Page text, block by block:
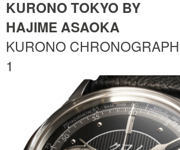
KURONO TOKYO BY
HAJIME ASAOKA
KURONO CHRONOGRAPH
1